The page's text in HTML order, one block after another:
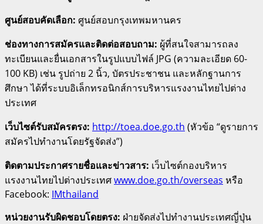
ศูนย์สอบคัดเลือก: ศูนย์สอบกรุงเทพมหานคร
ช่องทางการสมัครและติดต่อสอบถาม: ผู้ที่สนใจสามารถลง
ทะเบียนและยื่นเอกสารในรูปแบบไฟล์ JPG (ความละเอียด 60-
100 KB) เช่น รูปถ่าย 2 นิ้ว, บัตรประชาชน และหลักฐานการ
ศึกษา ได้ที่ระบบอิเล็กทรอนิกส์การบริหารแรงงานไทยไปต่าง
ประเทศ
เว็บไซต์รับสมัครตรง: http://toea.doe.go.th (หัวข้อ “ดูรายการ
สมัครไปทำงานโดยรัฐจัดส่ง”)
ติดตามประกาศรายชื่อและข่าวสาร: เว็บไซต์กองบริหาร
แรงงานไทยไปต่างประเทศwww.doe.go.th/overseas หรือ
Facebook: IMthailand
หน่วยงานรับผิดชอบโดยตรง: ฝ่ายจัดส่งไปทำงานประเทศญี่ปุ่น